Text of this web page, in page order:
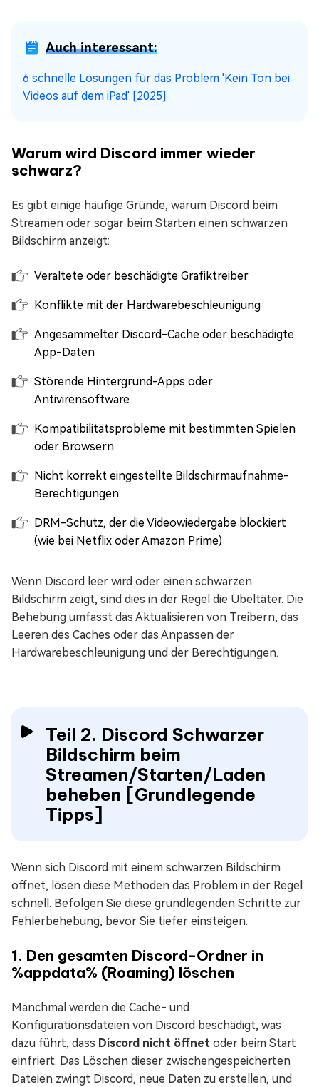
Auch interessant:
6 schnelle Lösungen für das Problem 'Kein Ton bei
Videos auf dem iPad' [2025]
Warum wird Discord immer wieder
schwarz?
Es gibt einige häufige Gründe, warum Discord beim
Streamen oder sogar beim Starten einen schwarzen
Bildschirm anzeigt:
Veraltete oder beschädigte Grafiktreiber
Konflikte mit der Hardwarebeschleunigung
Angesammelter Discord-Cache oder beschädigte
App-Daten
Störende Hintergrund-Apps oder
Antivirensoftware
Kompatibilitätsprobleme mit bestimmten Spielen
oder Browsern
Nicht korrekt eingestellte Bildschirmaufnahme-
Berechtigungen
DRM-Schutz, der die Videowiedergabe blockiert
(wie bei Netflix oder Amazon Prime)
Wenn Discord leer wird oder einen schwarzen
Bildschirm zeigt, sind dies in der Regel die Übeltäter. Die
Behebung umfasst das Aktualisieren von Treibern, das
Leeren des Caches oder das Anpassen der
Hardwarebeschleunigung und der Berechtigungen.
Teil 2. Discord Schwarzer
Bildschirm beim
Streamen/Starten/Laden
beheben [Grundlegende
Tipps]
Wenn sich Discord mit einem schwarzen Bildschirm
öffnet, lösen diese Methoden das Problem in der Regel
schnell. Befolgen Sie diese grundlegenden Schritte zur
Fehlerbehebung, bevor Sie tiefer einsteigen.
1. Den gesamten Discord-Ordner in
%appdata% (Roaming) löschen
Manchmal werden die Cache- und
Konfigurationsdateien von Discord beschädigt, was
dazu führt, dass Discord nicht öffnet oder beim Start
einfriert. Das Löschen dieser zwischengespeicherten
Dateien zwingt Discord, neue Daten zu erstellen, und